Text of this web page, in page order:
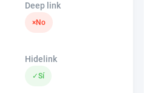
Deep link
×No
Hidelink
✓Sí